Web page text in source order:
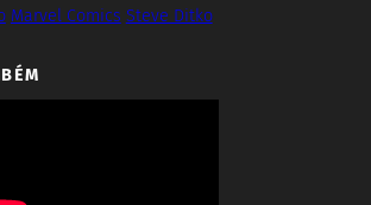
Marvel Comics Steve Ditko